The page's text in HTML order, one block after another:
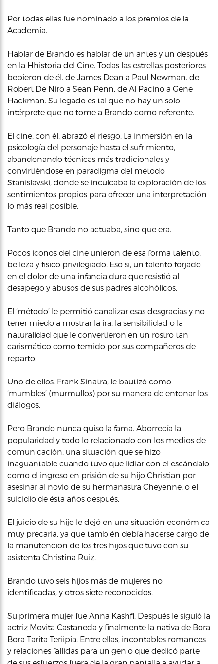
Por todas ellas fue nominado a los premios de la
Academia.
Hablar de Brando es hablar de un antes y un después
en la Hhistoria del Cine. Todas las estrellas posteriores
bebieron de él, de James Dean a Paul Newman, de
Robert De Niro a Sean Penn, de Al Pacino a Gene
Hackman. Su legado es tal que no hay un solo
intérprete que no tome a Brando como referente.
El cine, con él, abrazó el riesgo. La inmersión en la
psicología del personaje hasta el sufrimiento,
abandonando técnicas más tradicionales y
convirtiéndose en paradigma del método
Stanislavski, donde se inculcaba la exploración de los
sentimientos propios para ofrecer una interpretación
lo más real posible.
Tanto que Brando no actuaba, sino que era.
Pocos iconos del cine unieron de esa forma talento,
belleza y físico privilegiado. Eso sí, un talento forjado
en el dolor de una infancia dura que resistió al
desapego y abusos de sus padres alcohólicos.
El ‘método’ le permitió canalizar esas desgracias y no
tener miedo a mostrar la ira, la sensibilidad o la
naturalidad que le convertieron en un rostro tan
carismático como temido por sus compañeros de
reparto.
Uno de ellos, Frank Sinatra, le bautizó como
‘mumbles’ (murmullos) por su manera de entonar los
diálogos.
Pero Brando nunca quiso la fama. Aborrecía la
popularidad y todo lo relacionado con los medios de
comunicación, una situación que se hizo
inaguantable cuando tuvo que lidiar con el escándalo
como el ingreso en prisión de su hijo Christian por
asesinar al novio de su hermanastra Cheyenne, o el
suicidio de ésta años después.
El juicio de su hijo le dejó en una situación económica
muy precaria, ya que también debía hacerse cargo de
la manutención de los tres hijos que tuvo con su
asistenta Christina Ruiz.
Brando tuvo seis hijos más de mujeres no
identificadas, y otros siete reconocidos.
Su primera mujer fue Anna Kashfi. Después le siguió la
actriz Movita Castaneda y finalmente la nativa de Bora
Bora Tarita Teriipia. Entre ellas, incontables romances
y relaciones fallidas para un genio que dedicó parte
de sus esfuerzos fuera de la gran pantalla a ayudar a